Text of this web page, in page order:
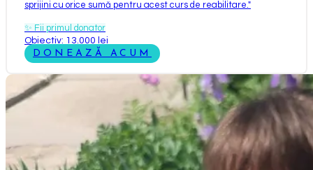
sprijini cu orice sumă pentru acest curs de reabilitare. "
✨ Fii primul donator
Obiectiv: 13.000 lei
DONEAZĂ ACUM